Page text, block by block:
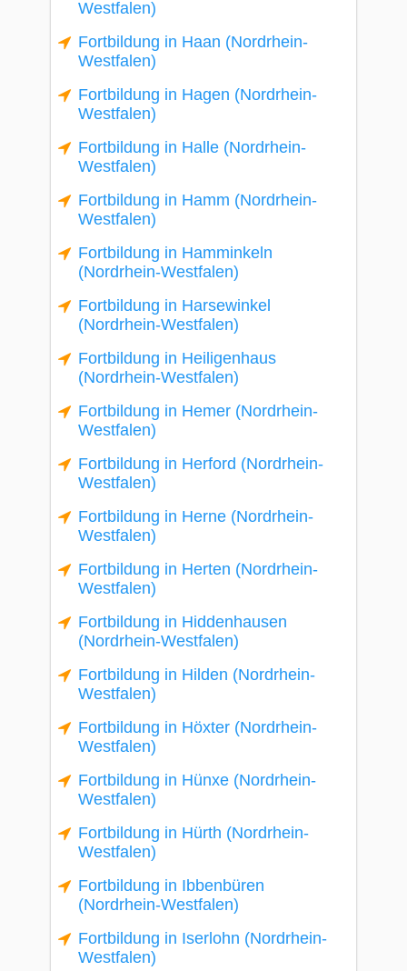
Westfalen)
Fortbildung in Haan (Nordrhein-
Westfalen)
Fortbildung in Hagen (Nordrhein-
Westfalen)
Fortbildung in Halle (Nordrhein-
Westfalen)
Fortbildung in Hamm (Nordrhein-
Westfalen)
Fortbildung in Hamminkeln
(Nordrhein-Westfalen)
Fortbildung in Harsewinkel
(Nordrhein-Westfalen)
Fortbildung in Heiligenhaus
(Nordrhein-Westfalen)
Fortbildung in Hemer (Nordrhein-
Westfalen)
Fortbildung in Herford (Nordrhein-
Westfalen)
Fortbildung in Herne (Nordrhein-
Westfalen)
Fortbildung in Herten (Nordrhein-
Westfalen)
Fortbildung in Hiddenhausen
(Nordrhein-Westfalen)
Fortbildung in Hilden (Nordrhein-
Westfalen)
Fortbildung in Höxter (Nordrhein-
Westfalen)
Fortbildung in Hünxe (Nordrhein-
Westfalen)
Fortbildung in Hürth (Nordrhein-
Westfalen)
Fortbildung in Ibbenbüren
(Nordrhein-Westfalen)
Fortbildung in Iserlohn (Nordrhein-
Westfalen)